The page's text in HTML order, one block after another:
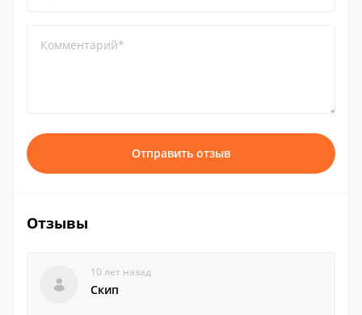
Комментарий*
Отправить отзыв
Отзывы
10 лет назад
Скип